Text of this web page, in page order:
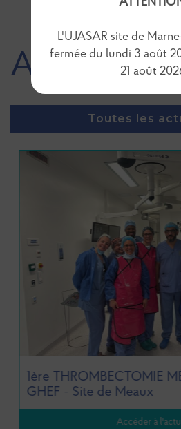
Actualités
Toutes les
1ère THROMBECTOMIE
GHEF - Site de Meaux
Accéder à
L'UJASAR site de
fermée du lundi 3 août
21 août